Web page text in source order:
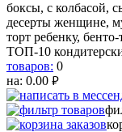
боксы, с колбасой,
десерты женщине,
торт ребенку,
ТОП-10
товаров: 0
на: 0.00 руб.